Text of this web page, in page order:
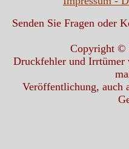
Senden Sie Fragen oder
Copyright ©
Druckfehler und Irrtümer
Veröffentlichung, auch